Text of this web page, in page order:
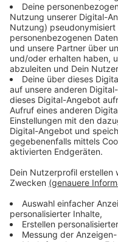
Imbissständen.
mehr als 10.000
Neulandpark in
Auftakt am Freitag
erste Weinhändler
noch Nachschub aus
Essenstechnisch
– ab 19:30 Uhr waren
Imbissstände
freuen sich über ein
Anzeige
Mehr Meldungen